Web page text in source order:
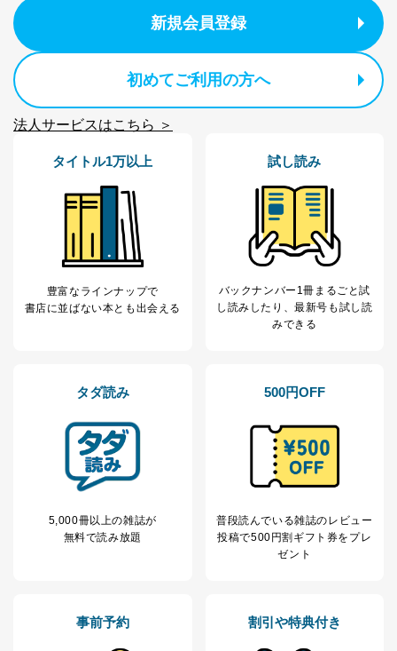
①利用目的を本人に通知し、又は公表することによって
②利用目的を本人に通知し、又は公表することによって
当該事業者の権利又は正当な利益を害するおそれがある
場合
③国の機関又は地方公共団体が法令の定める事務を遂行
用目的を本人に通知し、又は公表することによって当該
④開示対象個人情報の利用目的が明らかな場合
開示対象個人情報については、保有個人データの本人ま
たはその代理人からの利用目的の通知、開示、変更等
（内容の訂正、追加または削除）、利用停止等（「利用
の停止または消去」「第三者への提供の停止」）の求め
に対応させていただいております。 当社顧客の皆様の
個人情報は「マイページ」にログインしていただくこと
で、訂正、追加、変更を行っていただくことが出来ま
ただいた個人情報のうち、市町村などの名称および郵便
番号、金融機関の名称あるいはクレジットカードの有効
情報に変更があった場合には、当社が登録情報を変更さ
せていただく場合があります。
A.開示等の求めの申し出先、提出していただく書面等
開示等の求めは、電話又は電子メールにて下記までお申
く書面等については、その際にご案内いたします。
受付時間：10:00～17:00（土、日、祝、年末年始休業）
新規会員登録
初めてご利用の方へ
法人サービスはこちら ＞
タイトル1万以上
豊富なラインナップで
書店に並ばない本とも出会える
試し読み
バックナンバー1冊まるごと試
し読み したり、最新号も試し読
みできる
タダ読み
5,000冊以上の雑誌が
無料で読み放題
500円OFF
普段読んでいる雑誌のレビュー
投稿で500円割ギフト券をプレ
ゼント
事前予約 割引や特典付き